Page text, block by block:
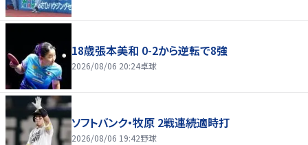
18歳張本美和 0-2から逆転で8強
2026/08/06 20:24卓球
ソフトバンク・牧原 2戦連続適時打
2026/08/06 19:42野球